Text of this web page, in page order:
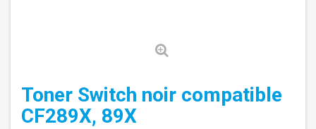
Toner Switch noir compatible
CF289X, 89X